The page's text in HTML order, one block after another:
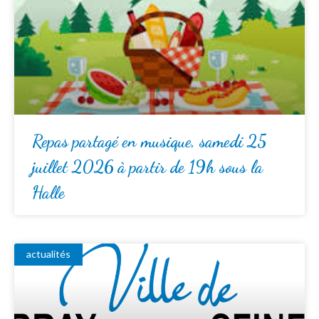
Repas partagé en musique, samedi 25
juillet 2026 à partir de 19h sous la
Halle
actualités